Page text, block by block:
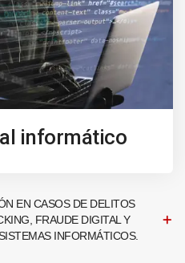
informático
EN CASOS DE DELITOS
FRAUDE DIGITAL Y
INFORMÁTICOS.